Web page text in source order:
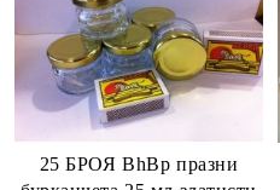
25 БРОЯ BhBp празни